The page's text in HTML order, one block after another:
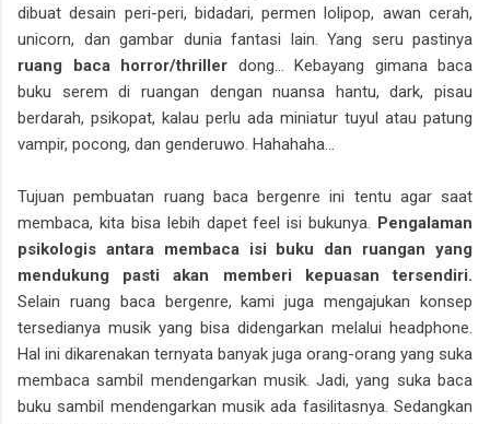
dibuat desain peri-peri, bidadari, permen lolipop, awan cerah,
unicorn, dan gambar dunia fantasi lain. Yang seru pastinya
ruang baca horror/thriller dong... Kebayang gimana baca
buku serem di ruangan dengan nuansa hantu, dark, pisau
berdarah, psikopat, kalau perlu ada miniatur tuyul atau patung
vampir, pocong, dan genderuwo. Hahahaha...
Tujuan pembuatan ruang baca bergenre ini tentu agar saat
membaca, kita bisa lebih dapet feel isi bukunya. Pengalaman
psikologis antara membaca isi buku dan ruangan yang
mendukung pasti akan memberi kepuasan tersendiri.
Selain ruang baca bergenre, kami juga mengajukan konsep
tersedianya musik yang bisa didengarkan melalui headphone.
Hal ini dikarenakan ternyata banyak juga orang-orang yang suka
membaca sambil mendengarkan musik. Jadi, yang suka baca
buku sambil mendengarkan musik ada fasilitasnya. Sedangkan